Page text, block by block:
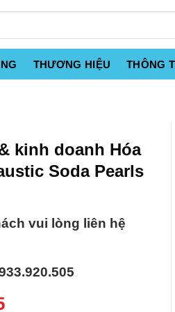
THƯƠNG HIỆU THÔNG
kinh doanh Hóa
Soda Pearls
vui lòng liên hệ